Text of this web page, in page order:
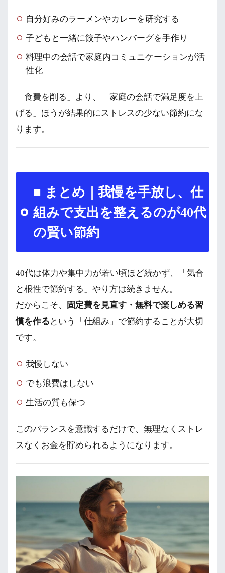
自分好みのラーメンやカレーを研究する
子どもと一緒に餃子やハンバーグを手作り
料理中の会話で家庭内コミュニケーションが活
性化
「食費を削る」より、「家庭の会話で満足度を上
げる」ほうが結果的にストレスの少ない節約にな
ります。
■ まとめ｜我慢を手放し、仕
組みで支出を整えるのが40代
の賢い節約
40代は体力や集中力が若い頃ほど続かず、「気合
と根性で節約する」やり方は続きません。
だからこそ、
固定費を見直す・無料で楽しめる習
慣を作る という「仕組み」で節約することが大切
です。
我慢しない
でも浪費はしない
生活の質も保つ
このバランスを意識するだけで、無理なくストレ
スなくお金を貯められるようになります。